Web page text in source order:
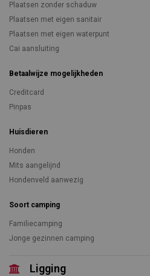
Plaatsen zonder schaduw
Plaatsen met eigen sanitair
Plaatsen met eigen waterpunt
Cai aansluiting
Betaalwijze mogelijkheden
Creditcard
Pinpas
Huisdieren
Honden
Mits aangelijnd
Hondenveld aanwezig
Soort camping
Familiecamping
Jonge gezinnen camping
Ligging